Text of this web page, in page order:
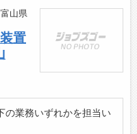
山県
置
の業務いずれかを担当い